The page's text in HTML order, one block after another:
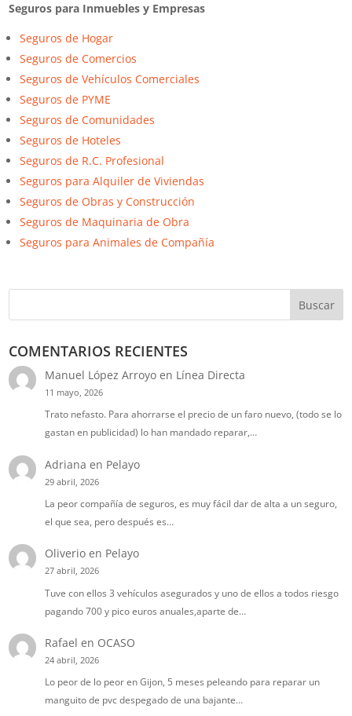
Seguros para Inmuebles y Empresas
Seguros de Hogar
Seguros de Comercios
Seguros de Vehículos Comerciales
Seguros de PYME
Seguros de Comunidades
Seguros de Hoteles
Seguros de R.C. Profesional
Seguros para Alquiler de Viviendas
Seguros de Obras y Construcción
Seguros de Maquinaria de Obra
Seguros para Animales de Compañía
Buscar
COMENTARIOS RECIENTES
Manuel López Arroyoen Línea Directa
11 mayo, 2026
Trato nefasto. Para ahorrarse el precio de un faro nuevo, (todo se lo
gastan en publicidad) lo han mandado reparar,…
Adriana en Pelayo
29 abril, 2026
La peor compañía de seguros, es muy fácil dar de alta a un seguro,
el que sea, pero después es…
Oliverioen Pelayo
27 abril, 2026
Tuve con ellos 3 vehículos asegurados y uno de ellos a todos riesgo
pagando 700 y pico euros anuales,aparte de…
Rafael en OCASO
24 abril, 2026
Lo peor de lo peor en Gijon, 5 meses peleando para reparar un
manguito de pvc despegado de una bajante…